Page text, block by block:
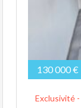
130 000 €
Exclusivité -